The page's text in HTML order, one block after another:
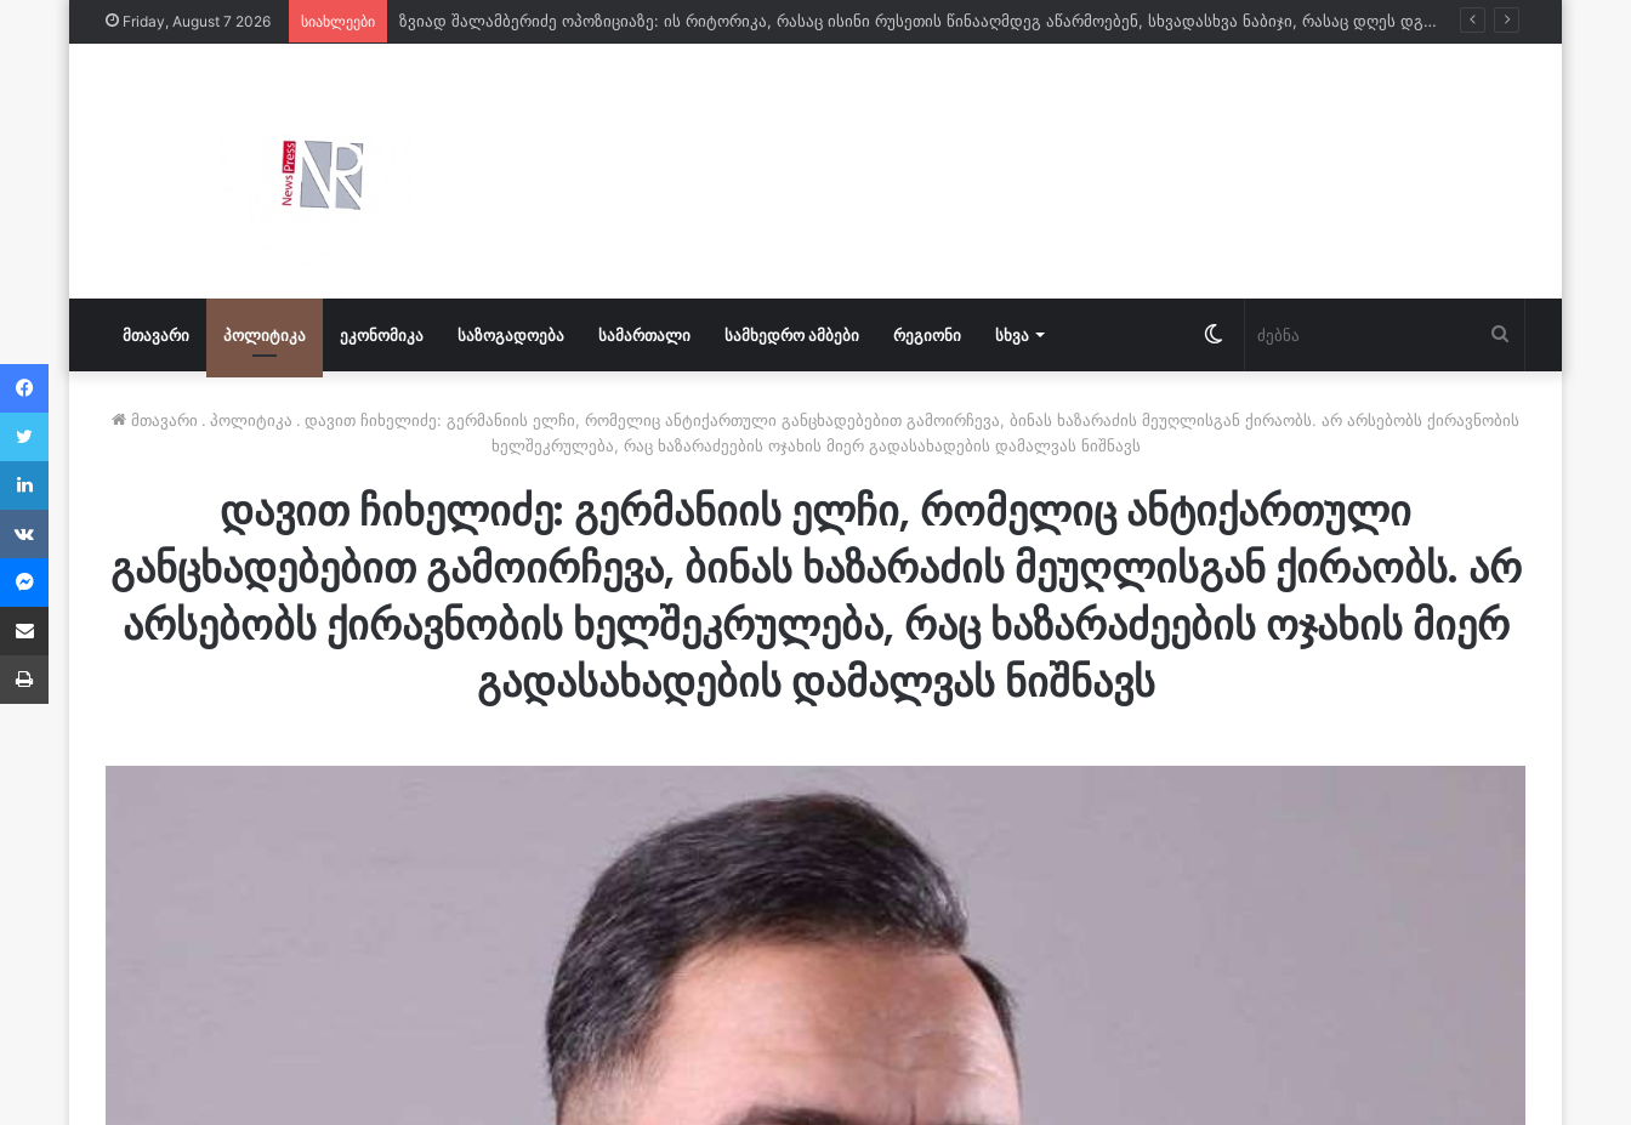
Friday, August 7 2026 სიახლეები ზვიად შალამბერიძე ოპოზიციაზე: ის რიტორიკა, რასაც ისინი რუსეთის წინააღმდეგ აწარმოებენ, სხვადასხვა ნაბიჯი, რასაც დღეს დგამენ, სწორედ ქვეყნის ფარგლებს გარედან არის ნაკარნახევი
ᲛᲗᲐᲕᲐᲠᲘ ᲞᲝᲚᲘᲢᲘᲙᲐ ᲔᲙᲝᲜᲝᲛᲘᲙᲐ ᲡᲐᲖᲝᲒᲐᲓᲝᲔᲑᲐ ᲡᲐᲛᲐᲠᲗᲐᲚᲘ ᲡᲐᲛᲮᲔᲓᲠᲝ ᲐᲛᲑᲔᲑᲘ ᲠᲔᲒᲘᲝᲜᲘ ᲡᲮᲕᲐ Switch
skin
მთავარი . პოლიტიკა . დავით ჩიხელიძე: გერმანიის ელჩი, რომელიც ანტიქართული განცხადებებით გამოირჩევა, ბინას ხაზარაძის მეუღლისგან ქირაობს. არ არსებობს ქირავნობის
ხელშეკრულება, რაც ხაზარაძეების ოჯახის მიერ გადასახადების დამალვას ნიშნავს
დავით ჩიხელიძე: გერმანიის ელჩი, რომელიც ანტიქართული
განცხადებებით გამოირჩევა, ბინას ხაზარაძის მეუღლისგან ქირაობს. არ
არსებობს ქირავნობის ხელშეკრულება, რაც ხაზარაძეების ოჯახის მიერ
გადასახადების დამალვას ნიშნავს
Facebook
Twitter
LinkedIn
VKontakte
Messenger
Share via Email